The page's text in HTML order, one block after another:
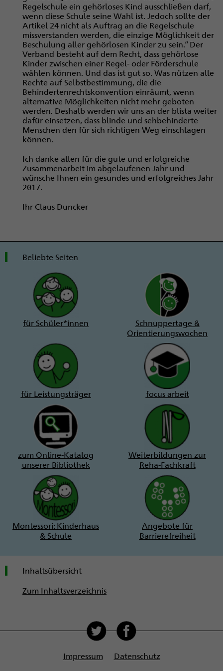
Regelschule ein gehörloses Kind ausschließen darf,
wenn diese Schule seine Wahl ist. Jedoch sollte der
Artikel 24 nicht als Auftrag an die Regelschule
missverstanden werden, die einzige Möglichkeit der
Beschulung aller gehörlosen Kinder zu sein.“ Der
Verband besteht auf dem Recht, dass gehörlose
Kinder zwischen einer Regel- oder Förderschule
wählen können. Und das ist gut so. Was nützen alle
Rechte auf Selbstbestimmung, die die
Behindertenrechtskonvention einräumt, wenn
alternative Möglichkeiten nicht mehr geboten
werden. Deshalb werden wir uns an der blista weiter
dafür einsetzen, dass blinde und sehbehinderte
Menschen den für sich richtigen Weg einschlagen
können.
Ich danke allen für die gute und erfolgreiche
Zusammenarbeit im abgelaufenen Jahr und
wünsche Ihnen ein gesundes und erfolgreiches Jahr
2017.
Ihr Claus Duncker
Beliebte Seiten
für Schüler*innen
Schnuppertage &
Orientierungswochen
für Leistungsträger focus arbeit
zum Online-Katalog
unserer Bibliothek
Weiterbildungen zur
Reha-Fachkraft
Montessori: Kinderhaus
& Schule
Angebote für
Barrierefreiheit
Inhaltsübersicht
Zum Inhaltsverzeichnis
Impressum Datenschutz